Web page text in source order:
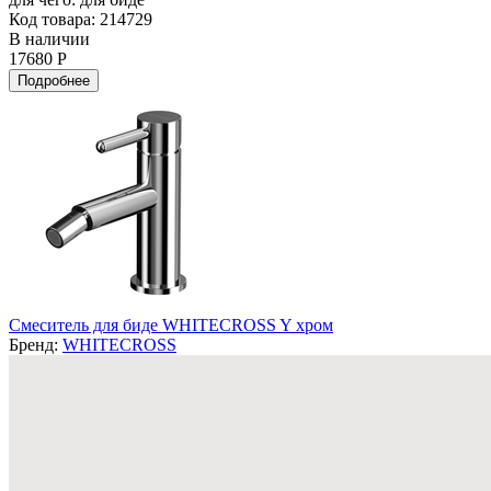
Код товара: 214729
В наличии
17680 Р
Подробнее
Смеситель для биде WHITECROSS Y хром
Бренд: WHITECROSS